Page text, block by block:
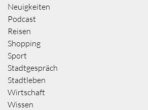
Neuigkeiten
Podcast
Reisen
Shopping
Sport
Stadtgespräch
Stadtleben
Wirtschaft
Wissen